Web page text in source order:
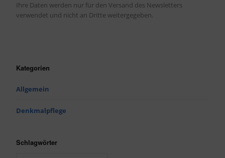
Ihre Daten werden nur für den Versand des Newsletters
verwendet und nicht an Dritte weitergegeben.
Kategorien
Allgemein
Denkmalpflege
Schlagwörter